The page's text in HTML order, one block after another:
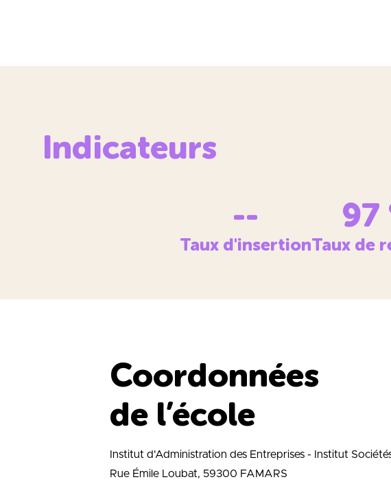
Indicateurs
--
Taux d'insertion
97
Taux de
Coordonnées
de l’école
Institut d'Administration des Entreprises - Institut
Rue Émile Loubat, 59300 FAMARS